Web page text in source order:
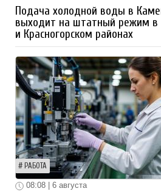
Подача холодной воды в
выходит на штатный режим в
и Красногорском районах
РАБОТА
08:08 | 6 августа